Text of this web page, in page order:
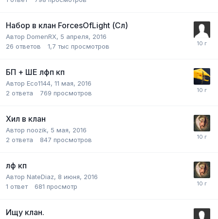
Набор в клан ForcesOfLight (Сл)
Автор DomenRX, 5 апреля, 2016
26 ответов 1,7 тыс просмотров
БП + ШЕ лфп кп
Автор Eco1144, 11 мая, 2016
2 ответа 769 просмотров
Хил в клан
Автор noozik, 5 мая, 2016
2 ответа 847 просмотров
лф кп
Автор NateDiaz, 8 июня, 2016
1 ответ 681 просмотр
Ищу клан.